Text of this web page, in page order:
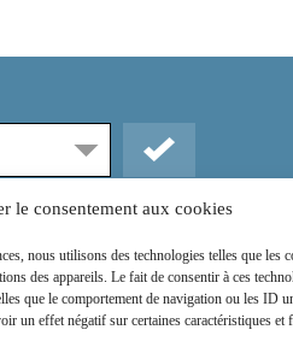
le consentement aux cookies
nous utilisons des technologies telles que les
des appareils. Le fait de consentir à ces
que le comportement de navigation ou les ID
un effet négatif sur certaines caractéristiques et
nous sur :